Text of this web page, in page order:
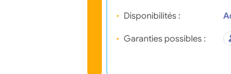
Disponibilités :
Garanties possibles :